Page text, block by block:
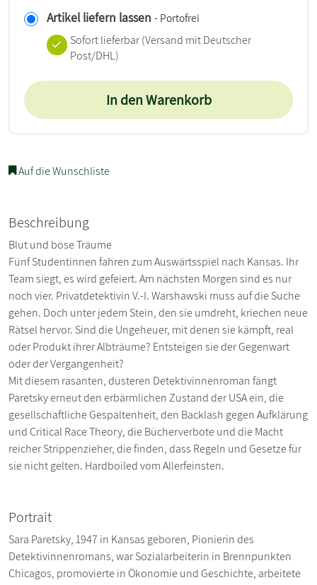
Artikel liefern lassen - Portofrei
Sofort lieferbar(Versand mit Deutscher
Post/DHL)
In den Warenkorb
Auf die Wunschliste
Beschreibung
Blut und böse Träume
Fünf Studentinnen fahren zum Auswärtsspiel nach Kansas. Ihr
Team siegt, es wird gefeiert. Am nächsten Morgen sind es nur
noch vier. Privatdetektivin V.-I. Warshawski muss auf die Suche
gehen. Doch unter jedem Stein, den sie umdreht, kriechen neue
Rätsel hervor. Sind die Ungeheuer, mit denen sie kämpft, real
oder Produkt ihrer Albträume? Entsteigen sie der Gegenwart
oder der Vergangenheit?
Mit diesem rasanten, düsteren Detektivinnenroman fängt
Paretsky erneut den erbärmlichen Zustand der USA ein, die
gesellschaftliche Gespaltenheit, den Backlash gegen Aufklärung
und Critical Race Theory, die Bücherverbote und die Macht
reicher Strippenzieher, die finden, dass Regeln und Gesetze für
sie nicht gelten. Hardboiled vom Allerfeinsten.
Portrait
Sara Paretsky, 1947 in Kansas geboren, Pionierin des
Detektivinnen­romans, war Sozialarbeiterin in Brennpunkten
Chicagos, promovierte in Ökonomie und Geschichte, arbeitete